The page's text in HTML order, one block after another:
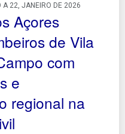
A 22, JANEIRO DE 2026
Açores
de Vila
com
e
regional na